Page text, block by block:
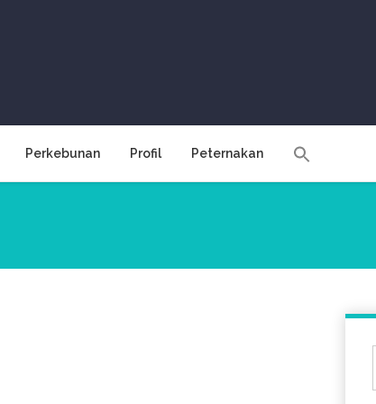
Perkebunan Profil Peternakan